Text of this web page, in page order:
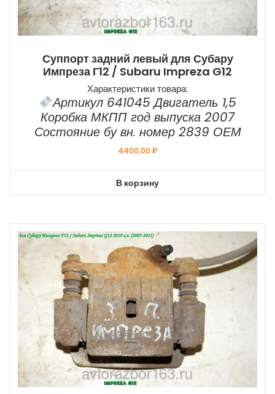
Суппорт задний левый для Субару
Импреза Г12 / Subaru Impreza G12
Характеристики товара:
Артикул 641045 Двигатель 1,5
Коробка МКПП год выпуска 2007
Состояние бу вн. номер 2839 ОЕМ
4400,00₽
В корзину